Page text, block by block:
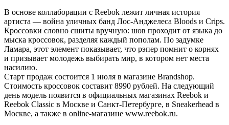
В основе коллаборации с Reebok лежит личная история
артиста — война уличных банд Лос-Анджелеса Bloods и Crips.
Кроссовки словно сшиты вручную: шов проходит от языка до
мыска кроссовок, разделяя каждый пополам. По задумке
Ламара, этот элемент показывает, что рэпер помнит о корнях
и призывает молодежь выбирать мир, в котором нет места
насилию.
Старт продаж состоится 1 июля в магазине Brandshop.
Стоимость кроссовок составит 8990 рублей. На следующий
день модель появится в официальных магазинах Reebok и
Reebok Classic в Москве и Санкт-Петербурге, в Sneakerhead в
Москве, а также в online-магазине www.reebok.ru.